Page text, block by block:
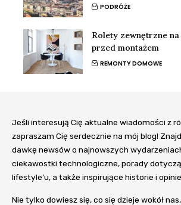
PODRÓŻE
Rolety zewnętrzne
przed montażem
REMONTY DOMOWE
Jeśli interesują Cię aktualne wiadomości z
zapraszam Cię serdecznie na mój blog!
dawkę newsów o najnowszych
ciekawostki technologiczne, porady
lifestyle’u, a także inspirujące historie i opinie.
Nie tylko dowiesz się, co się dzieje wokół